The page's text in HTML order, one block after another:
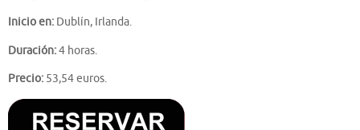
Inicio en: Dublín, Irlanda.
Duración:4 horas.
Precio: 53,54 euros.